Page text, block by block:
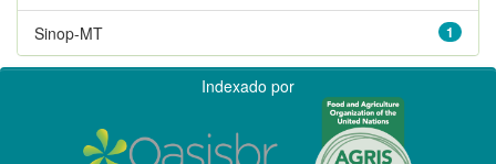
1
Sinop-MT
Indexado por